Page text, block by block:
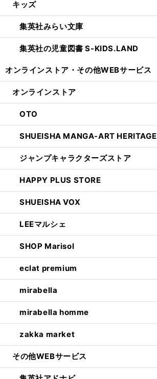
キッズ
集英社みらい文庫
集英社の児童図書 S-KIDS.LAND
オンラインストア・ その他WEBサービス
オンラインストア
OTO
SHUEISHA MANGA-ART HERITAGE
ジャンプキャラクターズストア
HAPPY PLUS STORE
SHUEISHA VOX
LEEマルシェ
SHOP Marisol
eclat premium
mirabella
mirabella homme
zakka market
その他WEBサービス